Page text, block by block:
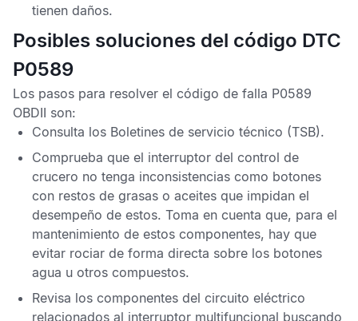
tienen daños.
Posibles soluciones del código DTC
P0589
Los pasos para resolver el código de falla P0589
OBDII son:
Consulta los Boletines de servicio técnico (TSB).
Comprueba que el interruptor del control de
crucero no tenga inconsistencias como botones
con restos de grasas o aceites que impidan el
desempeño de estos. Toma en cuenta que, para el
mantenimiento de estos componentes, hay que
evitar rociar de forma directa sobre los botones
agua u otros compuestos.
Revisa los componentes del circuito eléctrico
relacionados al interruptor multifuncional buscando